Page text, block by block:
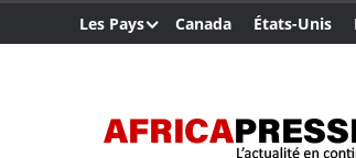
Les Pays Canada États-Unis